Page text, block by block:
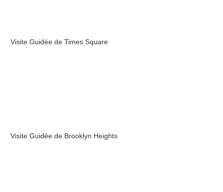
Visite Guidée de Times Square
Visite Guidée de Brooklyn Heights